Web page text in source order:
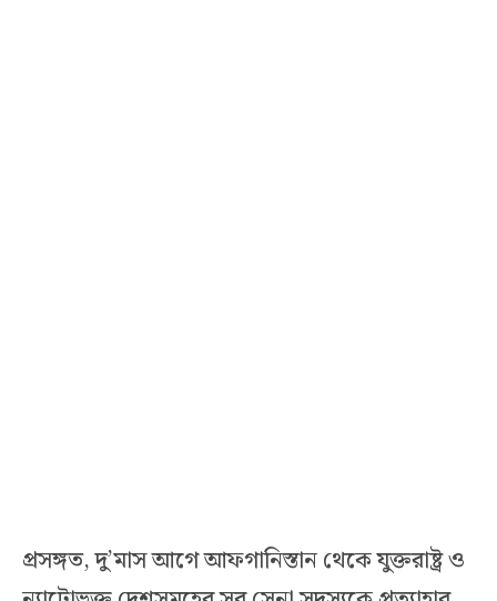
প্রসঙ্গত, দু’মাস আগে আফগানিস্তান থেকে যুক্তরাষ্ট্র ও